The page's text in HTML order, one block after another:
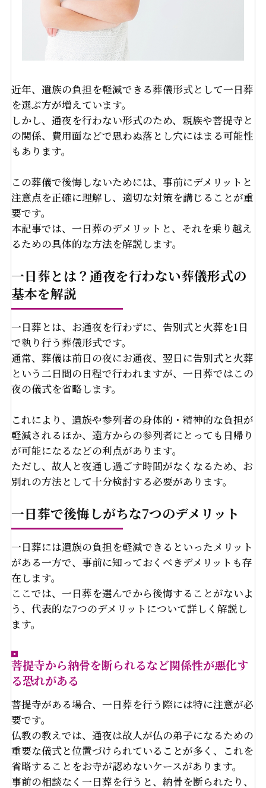
近年、遺族の負担を軽減できる葬儀形式として一日葬
を選ぶ方が増えています。
しかし、通夜を行わない形式のため、親族や菩提寺と
の関係、費用面などで思わぬ落とし穴にはまる可能性
もあります。
この葬儀で後悔しないためには、事前にデメリットと
注意点を正確に理解し、適切な対策を講じることが重
要です。
本記事では、一日葬のデメリットと、それを乗り越え
るための具体的な方法を解説します。
一日葬とは？通夜を行わない葬儀形式の
基本を解説
一日葬とは、お通夜を行わずに、告別式と火葬を1日
で執り行う葬儀形式です。
通常、葬儀は前日の夜にお通夜、翌日に告別式と火葬
という二日間の日程で行われますが、一日葬ではこの
夜の儀式を省略します。
これにより、遺族や参列者の身体的・精神的な負担が
軽減されるほか、遠方からの参列者にとっても日帰り
が可能になるなどの利点があります。
ただし、故人と夜通し過ごす時間がなくなるため、お
別れの方法として十分検討する必要があります。
一日葬で後悔しがちな7つのデメリット
一日葬には遺族の負担を軽減できるといったメリット
がある一方で、事前に知っておくべきデメリットも存
在します。
ここでは、一日葬を選んでから後悔することがないよ
う、代表的な7つのデメリットについて詳しく解説し
ます。
菩提寺から納骨を断られるなど関係性が悪化す
る恐れがある
菩提寺がある場合、一日葬を行う際には特に注意が必
要です。
仏教の教えでは、通夜は故人が仏の弟子になるための
重要な儀式と位置づけられていることが多く、これを
省略することをお寺が認めないケースがあります。
事前の相談なく一日葬を行うと、納骨を断られたり、